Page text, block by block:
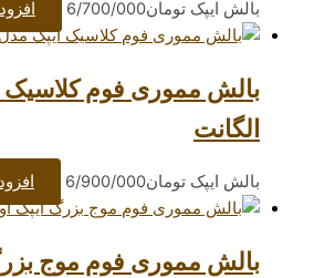
6/700/000 افزودن به سبد خرید
فوم کلاسیک ایپک مدل
6/900/000 افزودن به سبد خرید
فوم موج بزرگ ایپک